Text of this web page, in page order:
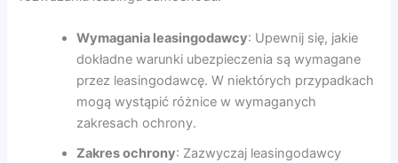
Wymagania leasingodawcy: Upewnij się, jakie
dokładne warunki ubezpieczenia są wymagane
przez leasingodawcę. W niektórych przypadkach
mogą wystąpić różnice w wymaganych
zakresach ochrony.
Zakres ochrony: Zazwyczaj leasingodawcy